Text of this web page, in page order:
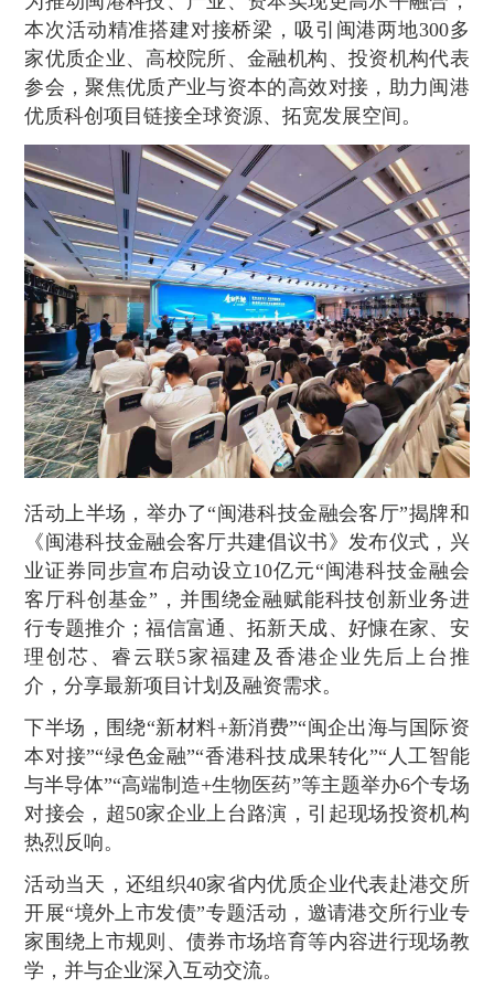
本次活动精准搭建对接桥梁，吸引闽港两地300多
家优质企业、高校院所、金融机构、投资机构代表
参会，聚焦优质产业与资本的高效对接，助力闽港
优质科创项目链接全球资源、拓宽发展空间。
活动上半场，举办了“闽港科技金融会客厅”揭牌和
《闽港科技金融会客厅共建倡议书》发布仪式，兴
业证券同步宣布启动设立10亿元“闽港科技金融会
客厅科创基金”，并围绕金融赋能科技创新业务进
行专题推介；福信富通、拓新天成、好慷在家、安
理创芯、睿云联5家福建及香港企业先后上台推
介，分享最新项目计划及融资需求。
下半场，围绕“新材料+新消费”“闽企出海与国际资
本对接”“绿色金融”“香港科技成果转化”“人工智能
与半导体”“高端制造+生物医药”等主题举办6个专场
对接会，超50家企业上台路演，引起现场投资机构
热烈反响。
活动当天，还组织40家省内优质企业代表赴港交所
开展“境外上市发债”专题活动，邀请港交所行业专
家围绕上市规则、债券市场培育等内容进行现场教
学，并与企业深入互动交流。